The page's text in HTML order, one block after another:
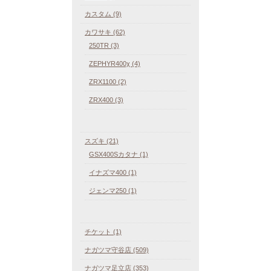
カスタム (9)
カワサキ (62)
250TR (3)
ZEPHYR400χ (4)
ZRX1100 (2)
ZRX400 (3)
スズキ (21)
GSX400Sカタナ (1)
イナズマ400 (1)
ジェンマ250 (1)
チケット (1)
ナガツマ守谷店 (509)
ナガツマ足立店 (353)